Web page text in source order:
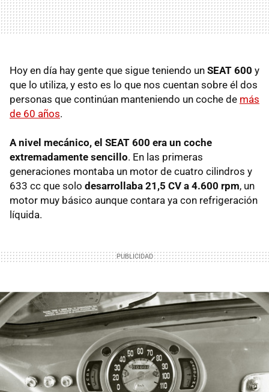
Hoy en día hay gente que sigue teniendo un SEAT 600 y
que lo utiliza, y esto es lo que nos cuentan sobre él dos
personas que continúan manteniendo un coche de más
de 60 años.
A nivel mecánico, el SEAT 600 era un coche
extremadamente sencillo. En las primeras
generaciones montaba un motor de cuatro cilindros y
633 cc que solo desarrollaba 21,5 CV a 4.600 rpm, un
motor muy básico aunque contara ya con refrigeración
líquida.